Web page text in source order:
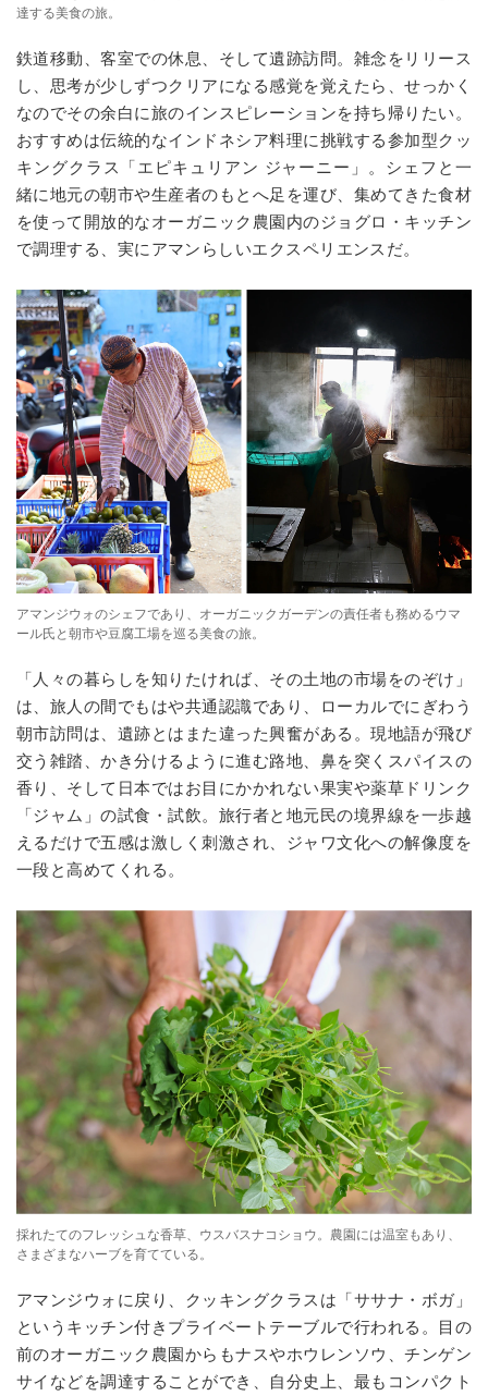
達する美食の旅。
鉄道移動、客室での休息、そして遺跡訪問。雑念をリリース
し、思考が少しずつクリアになる感覚を覚えたら、せっかく
なのでその余白に旅のインスピレーションを持ち帰りたい。
おすすめは伝統的なインドネシア料理に挑戦する参加型クッ
キングクラス「エピキュリアン ジャーニー」。シェフと一
緒に地元の朝市や生産者のもとへ足を運び、集めてきた食材
を使って開放的なオーガニック農園内のジョグロ・キッチン
で調理する、実にアマンらしいエクスペリエンスだ。
アマンジウォのシェフであり、オーガニックガーデンの責任者も務めるウマ
ール氏と朝市や豆腐工場を巡る美食の旅。
「人々の暮らしを知りたければ、その土地の市場をのぞけ」
は、旅人の間でもはや共通認識であり、ローカルでにぎわう
朝市訪問は、遺跡とはまた違った興奮がある。現地語が飛び
交う雑踏、かき分けるように進む路地、鼻を突くスパイスの
香り、そして日本ではお目にかかれない果実や薬草ドリンク
「ジャム」の試食・試飲。旅行者と地元民の境界線を一歩越
えるだけで五感は激しく刺激され、ジャワ文化への解像度を
一段と高めてくれる。
採れたてのフレッシュな香草、ウスバスナコショウ。農園には温室もあり、
さまざまなハーブを育てている。
アマンジウォに戻り、クッキングクラスは「ササナ・ボガ」
というキッチン付きプライベートテーブルで行われる。目の
前のオーガニック農園からもナスやホウレンソウ、チンゲン
サイなどを調達することができ、自分史上、最もコンパクト